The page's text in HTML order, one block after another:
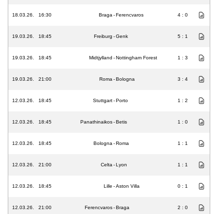
18.03.26. 16:30 Braga -Ferencvaros 4 : 0
19.03.26. 18:45 Freiburg -Genk 5 : 1
19.03.26. 18:45 Midtjylland -Nottingham Forest 1 : 3
19.03.26. 21:00 Roma -Bologna 3 : 4
12.03.26. 18:45 Stuttgart-Porto 1 : 2
12.03.26. 18:45 Panathinaikos-Betis 1 : 0
12.03.26. 18:45 Bologna -Roma 1 : 1
12.03.26. 21:00 Celta -Lyon 1 : 1
12.03.26. 18:45 Lille -Aston Villa 0 : 1
12.03.26. 21:00 Ferencvaros-Braga 2 : 0